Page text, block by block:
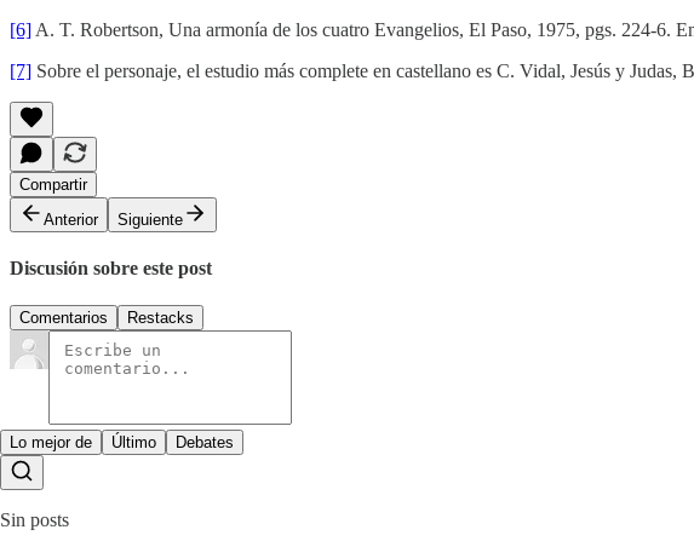
[6] A. T. Robertson, Una armonía de los cuatro Evangelios, El Paso, 1975, pgs. 224-6.
[7] Sobre el personaje, el estudio más complete en castellano es C. Vidal, Jesús y Judas,
Compartir
Anterior
Siguiente
Discusión sobre este post
Comentarios Restacks
Lo mejor de Último Debates
Sin posts